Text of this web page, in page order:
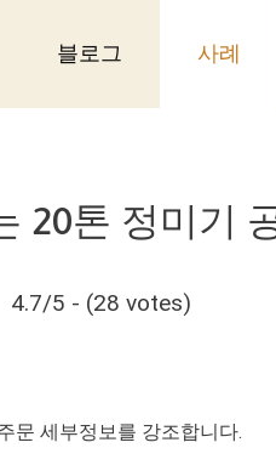
블로그 사례
20톤 정미기
4.7/5 - (28 votes)
문 세부정보를 강조합니다.